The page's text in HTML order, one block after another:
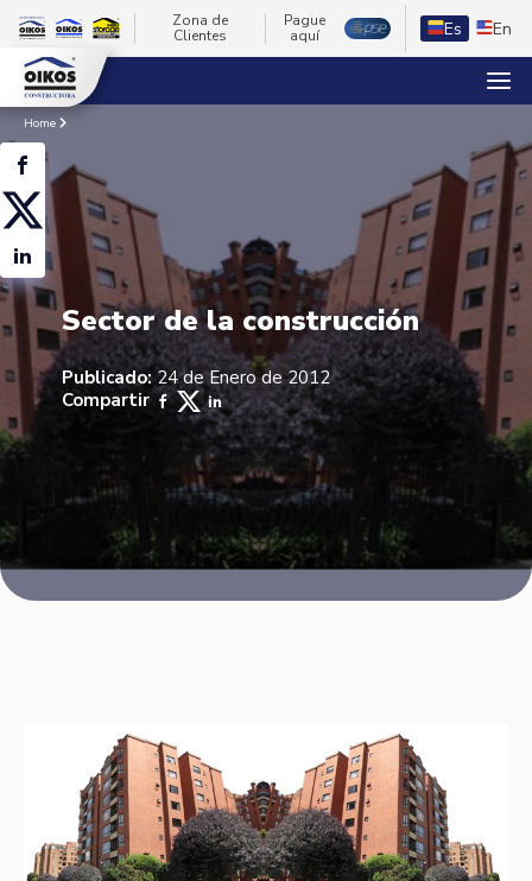
Zona de
Clientes
Pague
aquí
Es En
Home
Sector de la construcción
Publicado:24 de Enero de 2012
Compartir